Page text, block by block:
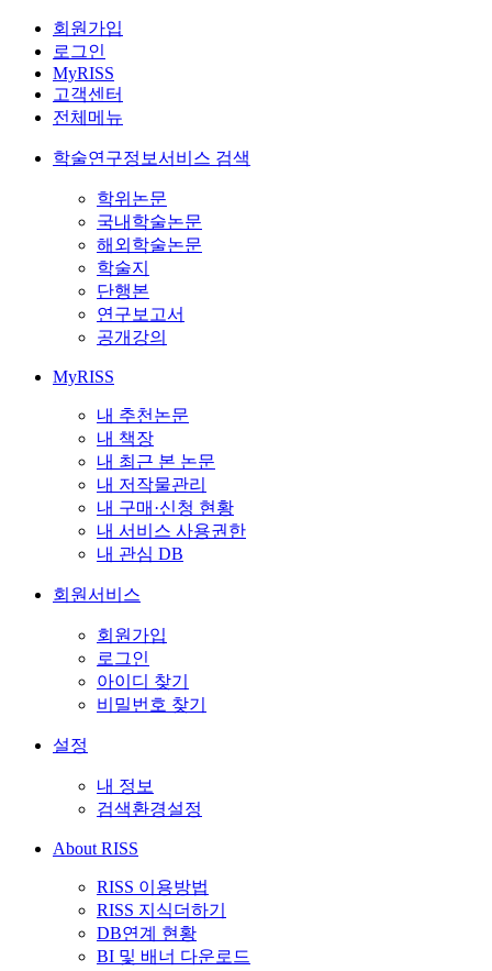
회원가입
로그인
MyRISS
고객센터
전체메뉴
학술연구정보서비스 검색
학위논문
국내학술논문
해외학술논문
학술지
단행본
연구보고서
공개강의
MyRISS
내 추천논문
내 책장
내 최근 본 논문
내 저작물관리
내 구매·신청 현황
내 서비스 사용권한
내 관심 DB
회원서비스
회원가입
로그인
아이디 찾기
비밀번호 찾기
설정
내 정보
검색환경설정
About RISS
RISS 이용방법
RISS 지식더하기
DB연계 현황
BI 및 배너 다운로드